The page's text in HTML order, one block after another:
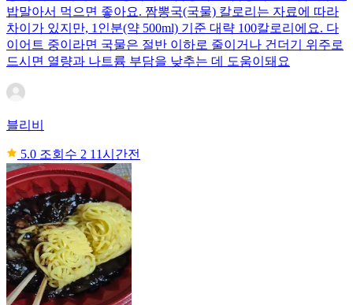
밥말아서 먹으면 좋아요. 짬뽕국(국물) 칼로리는 자료에 따라
차이가 있지만, 1인분(약 500ml) 기준 대략 100칼로리에요. 다
이어트 중이라면 국물은 절반 이하로 줄이거나 건더기 위주로
드시면 열량과 나트륨 부담을 낮추는 데 도움이돼요
블리비
5.0 조회수 2 11시간전